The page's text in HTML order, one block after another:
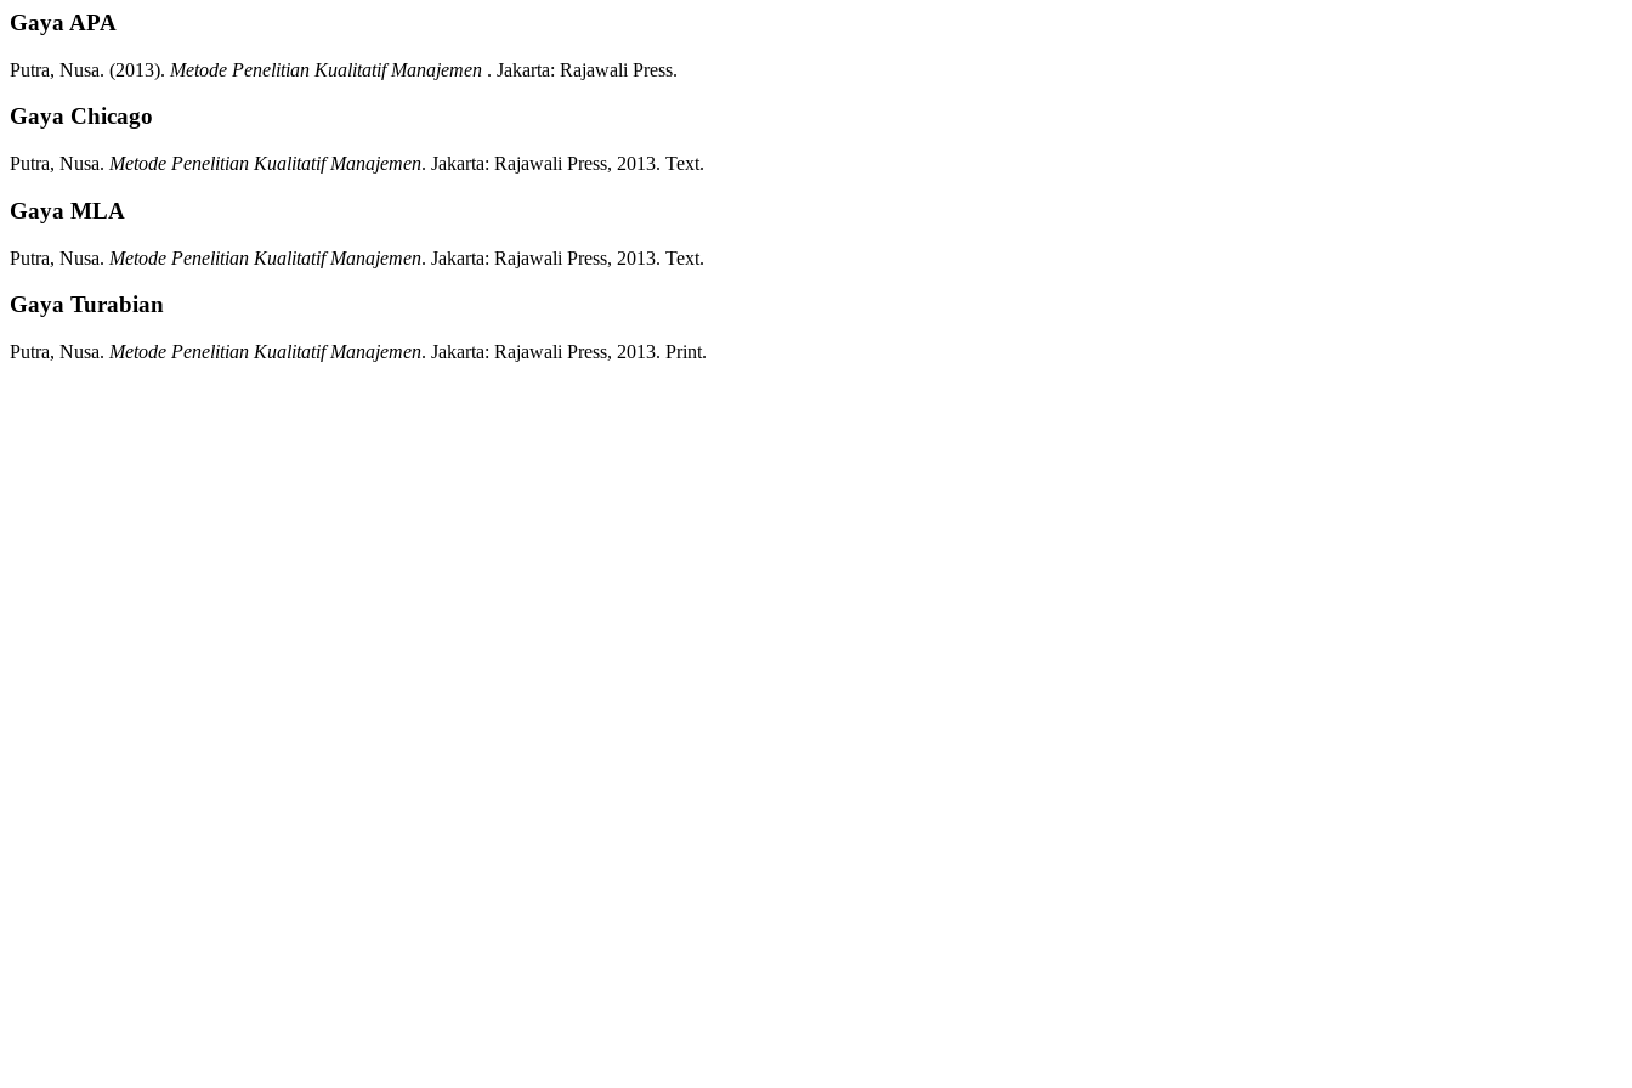
Gaya APA
Putra, Nusa. (2013). Metode Penelitian Kualitatif Manajemen . Jakarta: Rajawali Press.
Gaya Chicago
Putra, Nusa. Metode Penelitian Kualitatif Manajemen. Jakarta: Rajawali Press, 2013. Text.
Gaya MLA
Putra, Nusa. Metode Penelitian Kualitatif Manajemen. Jakarta: Rajawali Press, 2013. Text.
Gaya Turabian
Putra, Nusa. Metode Penelitian Kualitatif Manajemen. Jakarta: Rajawali Press, 2013. Print.